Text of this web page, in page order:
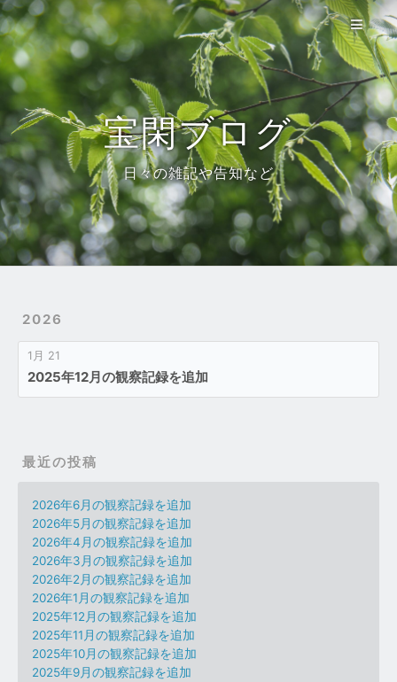
宝閑ブログ
日々の雑記や告知など
2026
1月 21
2025年12月の観察記録を追加
最近の投稿
2026年6月の観察記録を追加
2026年5月の観察記録を追加
2026年4月の観察記録を追加
2026年3月の観察記録を追加
2026年2月の観察記録を追加
2026年1月の観察記録を追加
2025年12月の観察記録を追加
2025年11月の観察記録を追加
2025年10月の観察記録を追加
2025年9月の観察記録を追加
宝閑自然誌
使い方
参考資料
ブログ
About
トップ